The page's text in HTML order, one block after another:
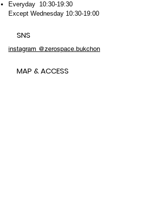
Everyday 10:30-19:30
Except Wednesday 10:30-19:00
SNS
instagram @zerospace.bukchon
MAP & ACCESS